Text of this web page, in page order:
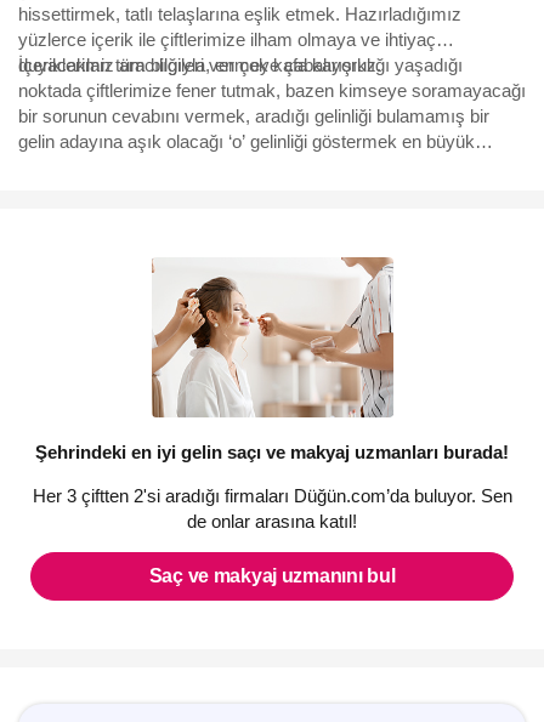
hissettirmek, tatlı telaşlarına eşlik etmek. Hazırladığımız
yüzlerce içerik ile çiftlerimize ilham olmaya ve ihtiyaç
duyacakları tüm bilgileri vermeye çabalıyoruz.
İçeriklerimiz aracılığıyla, en çok kafa karışıklığı yaşadığı
noktada çiftlerimize fener tutmak, bazen kimseye soramayacağı
bir sorunun cevabını vermek, aradığı gelinliği bulamamış bir
gelin adayına aşık olacağı ‘o’ gelinliği göstermek en büyük
Şehrindeki en iyi gelin saçı ve makyaj uzmanları burada!
Her 3 çiftten 2'si aradığı firmaları Düğün.com’da buluyor. Sen
de onlar arasına katıl!
Saç ve makyaj uzmanını bul